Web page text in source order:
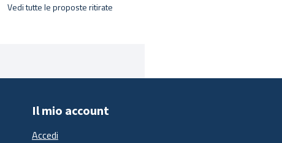
Vedi tutte le proposte ritirate
Il mio account
Accedi